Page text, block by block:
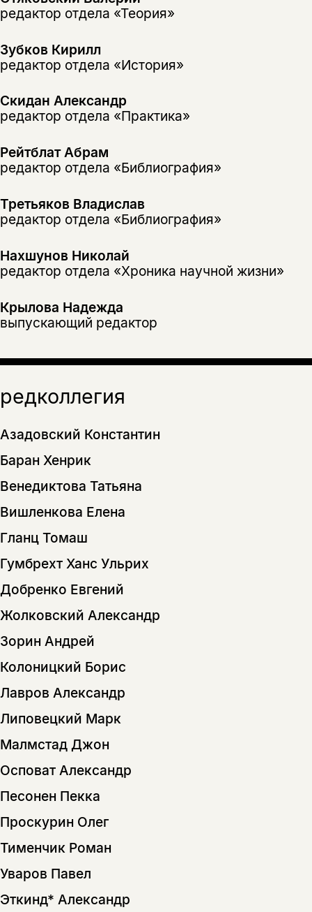
редактор отдела «Теория»
Зубков Кирилл
редактор отдела «История»
Скидан Александр
редактор отдела «Практика»
Рейтблат Абрам
редактор отдела «Библиография»
Третьяков Владислав
редактор отдела «Библиография»
Нахшунов Николай
редактор отдела «Хроника научной жизни»
Крылова Надежда
выпускающий редактор
редколлегия
Азадовский Константин
Баран Хенрик
Венедиктова Татьяна
Вишленкова Елена
Гланц Томаш
Гумбрехт Ханс Ульрих
Добренко Евгений
Жолковский Александр
Зорин Андрей
Колоницкий Борис
Лавров Александр
Липовецкий Марк
Малмстад Джон
Осповат Александр
Песонен Пекка
Проскурин Олег
Тименчик Роман
Уваров Павел
Эткинд* Александр
нет, вернуться назад